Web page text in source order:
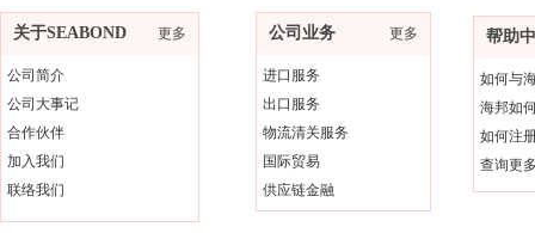
关于SEABOND 更多
公司简介
公司大事记
合作伙伴
加入我们
联络我们
公司业务 更多
进口服务
出口服务
物流清关服务
国际贸易
供应链金融
帮助
如何与
海邦如
如何注
查询更